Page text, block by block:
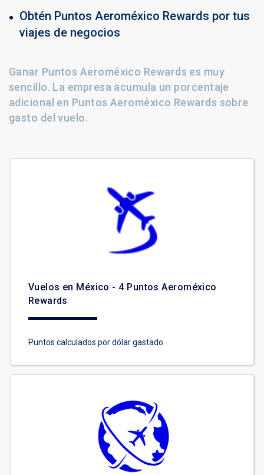
Obtén Puntos Aeroméxico Rewards por tus
viajes de negocios
Ganar Puntos Aeroméxico Rewards es muy
sencillo. La empresa acumula un porcentaje
adicional en Puntos Aeroméxico Rewards sobre
gasto del vuelo.
Vuelos en México - 4 Puntos Aeroméxico
Rewards
Puntos calculados por dólar gastado